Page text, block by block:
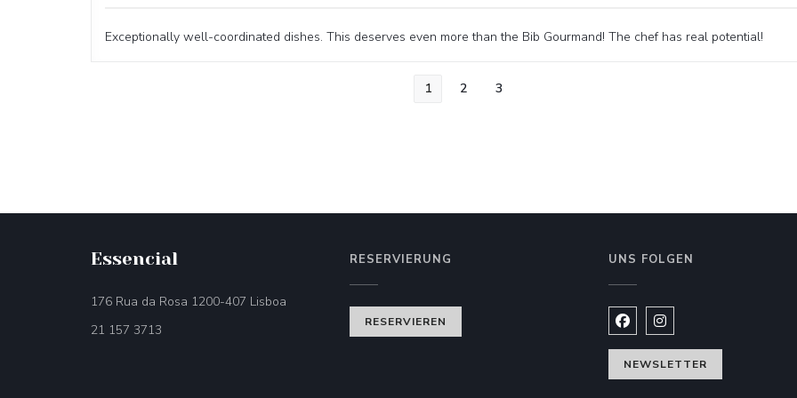
Exceptionally well-coordinated dishes. This deserves even more than the Bib Gourmand! The chef has real potential!
1 2 3
Essencial
176 Rua da Rosa 1200-407 Lisboa
21 157 3713
RESERVIERUNG
RESERVIEREN
UNS FOLGEN
Facebook ((öffnet ein neues
Instagram ((öffnet ein
NEWSLETTER